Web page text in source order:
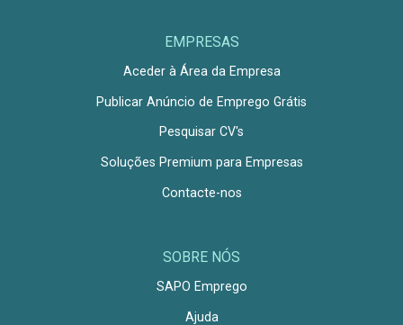
EMPRESAS
Aceder à Área da Empresa
Publicar Anúncio de Emprego Grátis
Pesquisar CV's
Soluções Premium para Empresas
Contacte-nos
SOBRE NÓS
SAPO Emprego
Ajuda